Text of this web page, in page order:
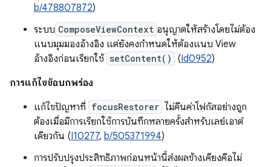
b/478807872)
ระบบ ComposeViewContext อนุญาตให้สร้างโดยไม่ต้อง
แนบมุมมองอ้างอิง แต่ยังคงกำหนดให้ต้องแนบ View
อ้างอิงก่อนเรียกใช้ setContent() (Id0952)
การแก้ไขข้อบกพร่อง
แก้ไขปัญหาที่ focusRestorer ไม่คืนค่าโฟกัสอย่างถูก
ต้องเมื่อมีการเรียกใช้การบันทึกหลายครั้งสำหรับเลย์เอาต์
เดียวกัน (I10277, b/505371994)
การปรับปรุงประสิทธิภาพก่อนหน้านี้ส่งผลข้างเคียงคือไม่